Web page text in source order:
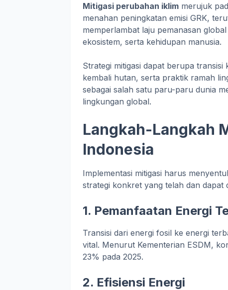
Mitigasi perubahan iklim merujuk
menahan peningkatan emisi GRK,
memperlambat laju pemanasan
ekosistem, serta kehidupan manusia.
Strategi mitigasi dapat berupa transisi
kembali hutan, serta praktik ramah
sebagai salah satu paru-paru dunia
lingkungan global.
Langkah-Langkah
Indonesia
Implementasi mitigasi harus
strategi konkret yang telah dan dapat
1. Pemanfaatan Energi
Transisi dari energi fosil ke energi
vital. Menurut Kementerian ESDM,
23% pada 2025.
2. Efisiensi Energi